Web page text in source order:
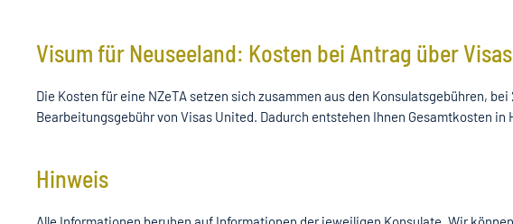
Visum für Neuseeland: Kosten bei Antrag über
Die Kosten für eine NZeTA setzen sich zusammen aus den Konsulatsgebühren,
Bearbeitungsgebühr von Visas United. Dadurch entstehen Ihnen Gesamtkosten in
Hinweis